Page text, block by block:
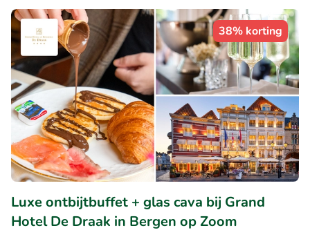
38% korting
Luxe ontbijtbuffet + glas cava bij Grand
Hotel De Draak in Bergen op Zoom